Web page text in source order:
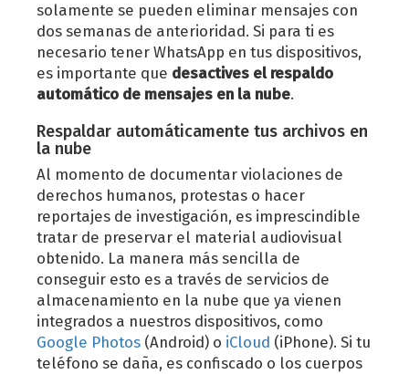
solamente se pueden eliminar mensajes con
dos semanas de anterioridad. Si para ti es
necesario tener WhatsApp en tus dispositivos,
es importante que desactives el respaldo
automático de mensajes en la nube.
Respaldar automáticamente tus archivos en
la nube
Al momento de documentar violaciones de
derechos humanos, protestas o hacer
reportajes de investigación, es imprescindible
tratar de preservar el material audiovisual
obtenido. La manera más sencilla de
conseguir esto es a través de servicios de
almacenamiento en la nube que ya vienen
integrados a nuestros dispositivos, como
Google Photos (Android) o iCloud (iPhone). Si tu
teléfono se daña, es confiscado o los cuerpos